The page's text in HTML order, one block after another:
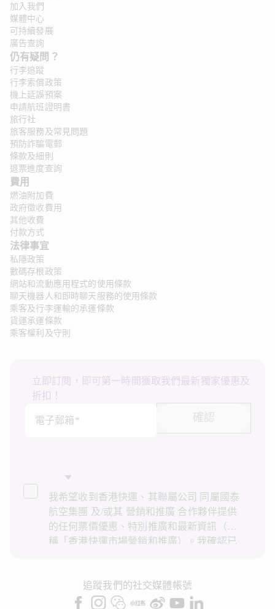
加入我們
媒體中心
可持續發展
廣告查詢
仍有疑問？
行李追蹤
行李索償政策
機上延誤預案
申請航班證明書
旅行社
旅客服務及常見問題
預防詐騙電郵
條款及細則
退票進度查詢
費用
燃油附加費
政府徵收費用
其他收費
付款方式
法律事宜
私隱政策
數碼存根政策
網站和流動應用程式的使用條款
聊天機器人和即時聊天服務的使用條款
乘客及行李運輸的承運條款
貨運承運條款
乘客權利及守則
立即訂閱，即可第一時間獲取我們最新獨家優惠及
折扣！
電子郵箱*
確認
我希望收到香港快運、其聯屬公司 同屬國泰
航空集團 及/或其 營銷和推廣 合作夥伴提供
的任何票價優惠、特別推廣和最新資訊（統
稱「香港快運市場營銷和推廣）。我確認已
錄進行直接市場營銷和推廣。我知悉在未經
我的同意下，香港快運不會使用我的個人資
追蹤我們的社交媒體帳號